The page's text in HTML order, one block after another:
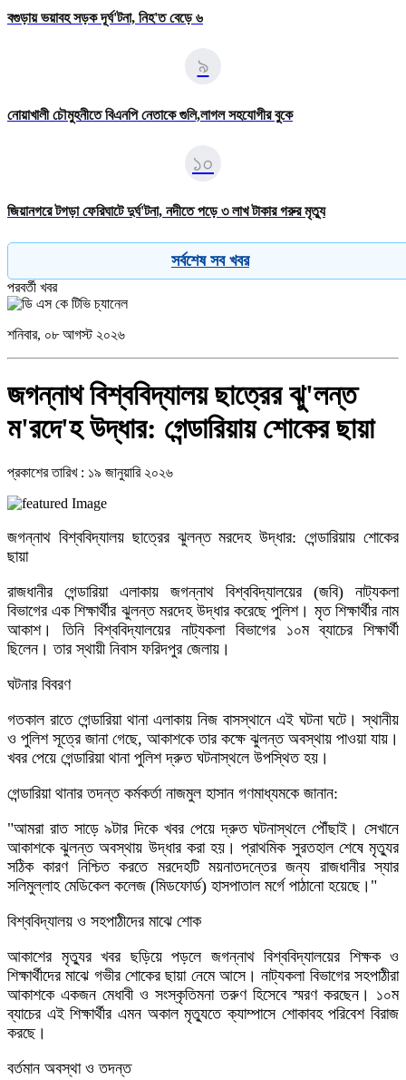
বগুড়ায় ভয়াবহ সড়ক দূর্ঘ'টনা, নিহ'ত বেড়ে ৬
৯
নোয়াখালী চৌমুহনীতে বিএনপি নেতাকে গুলি,লাগল সহযোগীর বুকে
১০
জিয়ানগরে টগড়া ফেরিঘাটে দুর্ঘ'টনা, নদীতে পড়ে ৩ লাখ টাকার গরুর মৃত্যু
সর্বশেষ সব খবর
পরবর্তী খবর
শনিবার, ০৮ আগস্ট ২০২৬
জগন্নাথ বিশ্ববিদ্যালয় ছাত্রের ঝু'লন্ত
ম'রদে'হ উদ্ধার: গেন্ডারিয়ায় শোকের ছায়া
প্রকাশের তারিখ : ১৯ জানুয়ারি ২০২৬
জগন্নাথ বিশ্ববিদ্যালয় ছাত্রের ঝুলন্ত মরদেহ উদ্ধার: গেন্ডারিয়ায় শোকের
ছায়া
​রাজধানীর গেন্ডারিয়া এলাকায় জগন্নাথ বিশ্ববিদ্যালয়ের (জবি) নাট্যকলা
বিভাগের এক শিক্ষার্থীর ঝুলন্ত মরদেহ উদ্ধার করেছে পুলিশ। মৃত শিক্ষার্থীর নাম
আকাশ। তিনি বিশ্ববিদ্যালয়ের নাট্যকলা বিভাগের ১০ম ব্যাচের শিক্ষার্থী
ছিলেন। তার স্থায়ী নিবাস ফরিদপুর জেলায়।
​ঘটনার বিবরণ
​গতকাল রাতে গেন্ডারিয়া থানা এলাকায় নিজ বাসস্থানে এই ঘটনা ঘটে। স্থানীয়
ও পুলিশ সূত্রে জানা গেছে, আকাশকে তার কক্ষে ঝুলন্ত অবস্থায় পাওয়া যায়।
খবর পেয়ে গেন্ডারিয়া থানা পুলিশ দ্রুত ঘটনাস্থলে উপস্থিত হয়।
​গেন্ডারিয়া থানার তদন্ত কর্মকর্তা নাজমুল হাসান গণমাধ্যমকে জানান:
​"আমরা রাত সাড়ে ৯টার দিকে খবর পেয়ে দ্রুত ঘটনাস্থলে পৌঁছাই। সেখানে
আকাশকে ঝুলন্ত অবস্থায় উদ্ধার করা হয়। প্রাথমিক সুরতহাল শেষে মৃত্যুর
সঠিক কারণ নিশ্চিত করতে মরদেহটি ময়নাতদন্তের জন্য রাজধানীর স্যার
সলিমুল্লাহ মেডিকেল কলেজ (মিডফোর্ড) হাসপাতাল মর্গে পাঠানো হয়েছে।"
​বিশ্ববিদ্যালয় ও সহপাঠীদের মাঝে শোক
​আকাশের মৃত্যুর খবর ছড়িয়ে পড়লে জগন্নাথ বিশ্ববিদ্যালয়ের শিক্ষক ও
শিক্ষার্থীদের মাঝে গভীর শোকের ছায়া নেমে আসে। নাট্যকলা বিভাগের সহপাঠীরা
আকাশকে একজন মেধাবী ও সংস্কৃতিমনা তরুণ হিসেবে স্মরণ করছেন। ১০ম
ব্যাচের এই শিক্ষার্থীর এমন অকাল মৃত্যুতে ক্যাম্পাসে শোকাবহ পরিবেশ বিরাজ
করছে।
​বর্তমান অবস্থা ও তদন্ত